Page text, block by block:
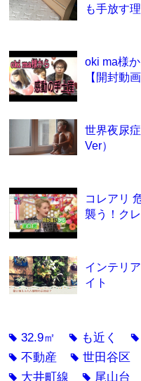
も手放す
oki ma様
【開封動画
世界夜尿
Ver）
コレアリ
襲う！ク
インテリ
イト
tag32.9㎡ tag も近く tag
tag不動産 tag世田谷区
tag 大井町線 tag 尾山台